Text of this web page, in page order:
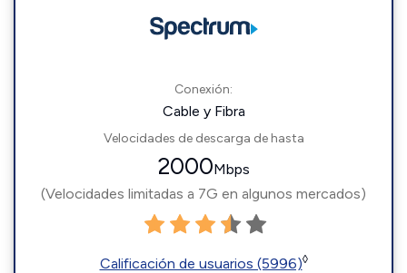
Conexión:
Cable y Fibra
Velocidades de descarga de hasta
2000Mbps
(Velocidades limitadas a 7G en algunos mercados)
Calificación de usuarios (5996)◊